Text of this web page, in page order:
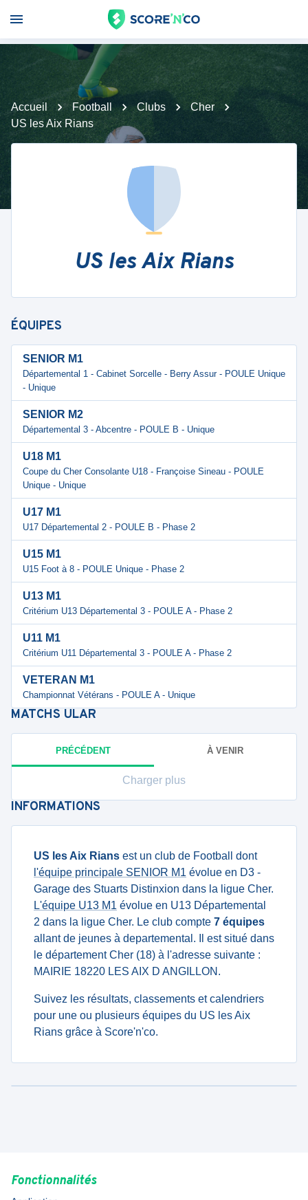
Accueil Football Clubs
Cher
US les Aix Rians
US les Aix Rians
ÉQUIPES
SENIOR M1
Départemental 1 - Cabinet Sorcelle - Berry Assur - POULE Unique
- Unique
SENIOR M2
Départemental 3 - Abcentre - POULE B - Unique
U18 M1
Coupe du Cher Consolante U18 - Françoise Sineau - POULE
Unique - Unique
U17 M1
U17 Départemental 2 - POULE B - Phase 2
U15 M1
U15 Foot à 8 - POULE Unique - Phase 2
U13 M1
Critérium U13 Départemental 3 - POULE A - Phase 2
U11 M1
Critérium U11 Départemental 3 - POULE A - Phase 2
VETERAN M1
Championnat Vétérans - POULE A - Unique
MATCHS ULAR
PRÉCÉDENT À VENIR
Charger plus
INFORMATIONS
US les Aix Rians est un club de Football dont
l'équipe principale SENIOR M1 évolue en D3 -
Garage des Stuarts Distinxion dans la ligue Cher.
L'équipe U13 M1 évolue en U13 Départemental
2 dans la ligue Cher. Le club compte 7 équipes
allant de jeunes à departemental. Il est situé dans
le département Cher (18) à l'adresse suivante :
MAIRIE 18220 LES AIX D ANGILLON.
Suivez les résultats, classements et calendriers
pour une ou plusieurs équipes du US les Aix
Rians grâce à Score'n'co.
Fonctionnalités